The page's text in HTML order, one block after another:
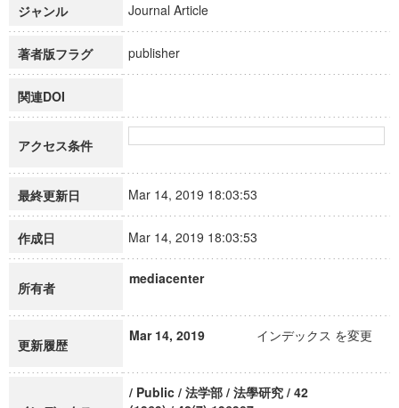
ジャンル Journal Article
著者版フラグ publisher
関連DOI
アクセス条件
最終更新日 Mar 14, 2019 18:03:53
作成日 Mar 14, 2019 18:03:53
所有者
mediacenter
更新履歴
Mar 14, 2019 インデックス を変更
/ Public / 法学部 / 法學研究 / 42